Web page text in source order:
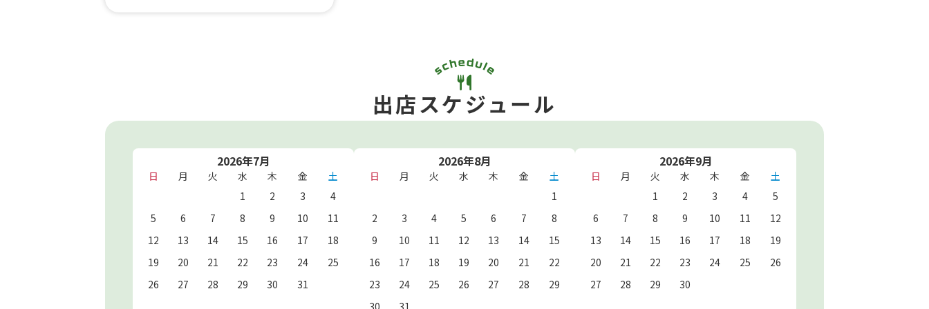
出店スケジュール
2026年7月
日 月 火 水 木 金
土
1
2 3
4
5
6 7 8 9 10
11
12
13 14 15 16 17
18
19
20 21 22 23 24
25
26
27 28 29 30 31
2026年8月
日 月 火 水 木 金
土
1
2
3 4 5 6 7
8
9
10 11 12 13 14
15
16
17 18 19 20 21
22
23
24 25 26 27 28
29
30
31
2026年9月
日 月 火 水 木 金
土
1
2 3 4
5
6
7 8 9 10 11
12
13
14 15 16 17 18
19
20
21 22 23 24 25
26
27
28 29 30